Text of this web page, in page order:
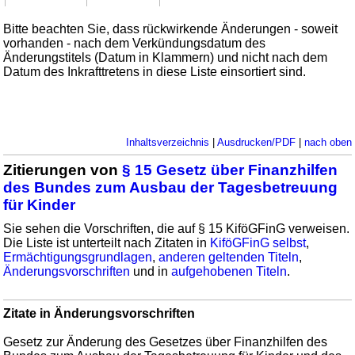
Bitte beachten Sie, dass rückwirkende Änderungen - soweit
vorhanden - nach dem Verkündungsdatum des
Änderungstitels (Datum in Klammern) und nicht nach dem
Datum des Inkrafttretens in diese Liste einsortiert sind.
Inhaltsverzeichnis | Ausdrucken/PDF| nach oben
Zitierungen von§ 15 Gesetz über Finanzhilfen
des Bundes zum Ausbau der Tagesbetreuung
für Kinder
Sie sehen die Vorschriften, die auf § 15 KiföGFinG verweisen.
Die Liste ist unterteilt nach Zitaten in KiföGFinG selbst,
Ermächtigungsgrundlagen,anderen geltenden Titeln,
Änderungsvorschriften und inaufgehobenen Titeln.
Zitate in Änderungsvorschriften
Gesetz zur Änderung des Gesetzes über Finanzhilfen des